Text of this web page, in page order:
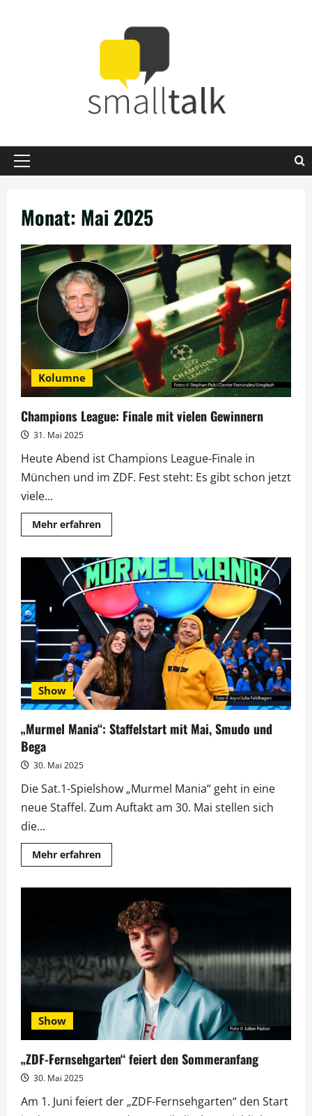
Primäres
Monat: Mai 2025
Kolumne
Champions League: Finale mit vielen Gewinnern
31. Mai 2025
Heute Abend ist Champions League-Finale in
München und im ZDF. Fest steht: Es gibt schon jetzt
viele...
Mehr erfahrenMehr
Informationen
League:
Finale
mit
vielen
Gewinnern
Show
„Murmel Mania“: Staffelstart mit Mai, Smudo und
Bega
30. Mai 2025
Die Sat.1-Spielshow „Murmel Mania“ geht in eine
neue Staffel. Zum Auftakt am 30. Mai stellen sich
die...
Mehr erfahrenMehr
Informationen
Staffelstart
Mai,
Smudo
Bega
Show
„ZDF-Fernsehgarten“ feiert den Sommeranfang
30. Mai 2025
Am 1. Juni feiert der „ZDF-Fernsehgarten“ den Start